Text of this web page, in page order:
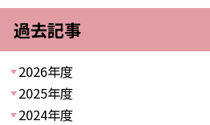
過去記事
2026年度
2025年度
2024年度